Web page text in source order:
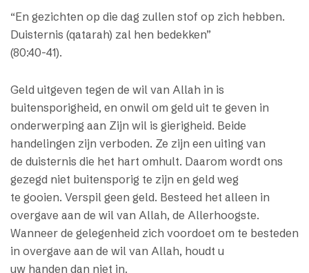
“En gezichten op die dag zullen stof op zich hebben.
Duisternis (qatarah) zal hen bedekken”
(80:40-41).
Geld uitgeven tegen de wil van Allah in is
buitensporigheid, en onwil om geld uit te geven in
onderwerping aan Zijn wil is gierigheid. Beide
handelingen zijn verboden. Ze zijn een uiting van
de duisternis die het hart omhult. Daarom wordt ons
gezegd niet buitensporig te zijn en geld weg
te gooien. Verspil geen geld. Besteed het alleen in
overgave aan de wil van Allah, de Allerhoogste.
Wanneer de gelegenheid zich voordoet om te besteden
in overgave aan de wil van Allah, houdt u
uw handen dan niet in.